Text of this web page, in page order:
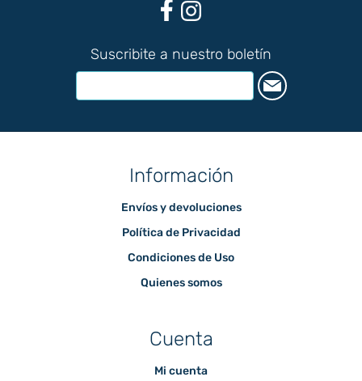
Suscribite a nuestro boletín
Información
Envíos y devoluciones
Política de Privacidad
Condiciones de Uso
Quienes somos
Cuenta
Mi cuenta